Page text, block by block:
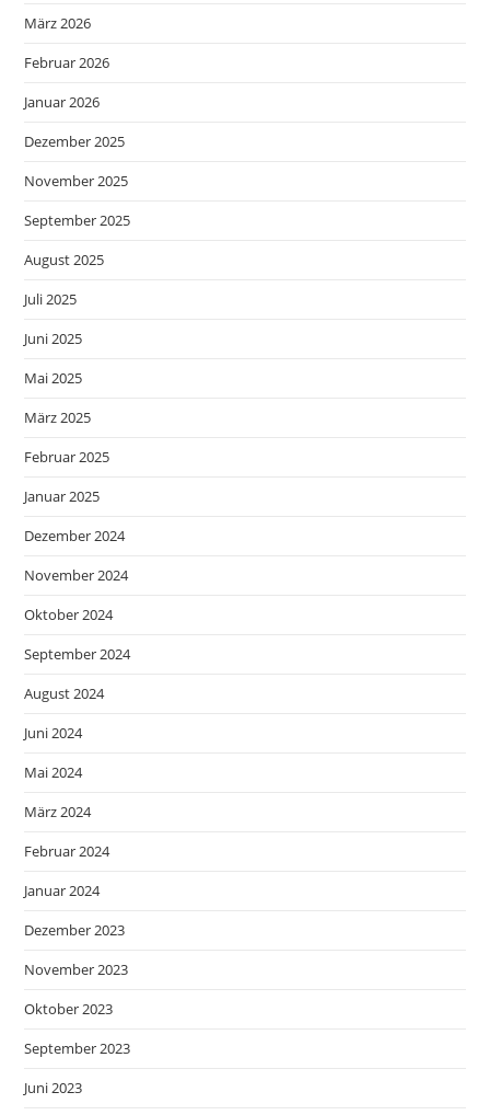
März 2026
Februar 2026
Januar 2026
Dezember 2025
November 2025
September 2025
August 2025
Juli 2025
Juni 2025
Mai 2025
März 2025
Februar 2025
Januar 2025
Dezember 2024
November 2024
Oktober 2024
September 2024
August 2024
Juni 2024
Mai 2024
März 2024
Februar 2024
Januar 2024
Dezember 2023
November 2023
Oktober 2023
September 2023
Juni 2023